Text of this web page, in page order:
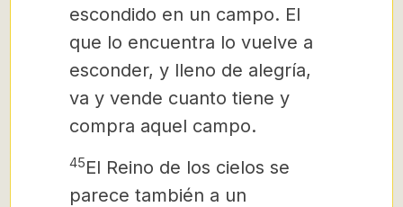
escondido en un campo. El
que lo encuentra lo vuelve a
esconder, y lleno de alegría,
va y vende cuanto tiene y
compra aquel campo.
45El Reino de los cielos se
parece también a un